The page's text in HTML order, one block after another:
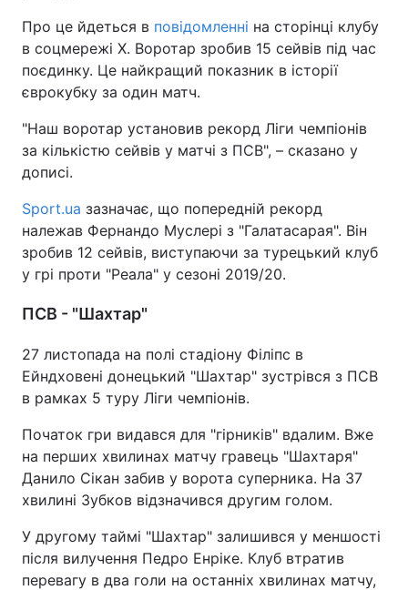
Про це йдеться в повідомленні на сторінці клубу
в соцмережі Х. Воротар зробив 15 сейвів під час
поєдинку. Це найкращий показник в історії
єврокубку за один матч.
"Наш воротар установив рекорд Ліги чемпіонів
за кількістю сейвів у матчі з ПСВ", – сказано у
дописі.
Sport.ua зазначає, що попередній рекорд
належав Фернандо Муслері з "Галатасарая". Він
зробив 12 сейвів, виступаючи за турецький клуб
у грі проти "Реала" у сезоні 2019/20.
ПСВ - "Шахтар"
27 листопада на полі стадіону Філіпс в
Ейндховені донецький "Шахтар" зустрівся з ПСВ
в рамках 5 туру Ліги чемпіонів.
Початок гри видався для "гірників" вдалим. Вже
на перших хвилинах матчу гравець "Шахтаря"
Данило Сікан забив у ворота суперника. На 37
хвилині Зубков відзначився другим голом.
У другому таймі "Шахтар" залишився у меншості
після вилучення Педро Енріке. Клуб втратив
перевагу в два голи на останніх хвилинах матчу,